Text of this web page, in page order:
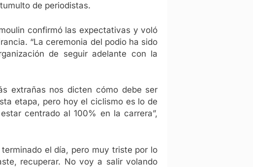
de periodistas.
confirmó las expectativas y voló
“La ceremonia del podio ha sido
de seguir adelante con la
extrañas nos dicten cómo debe ser
etapa, pero hoy el ciclismo es lo de
centrado al 100% en la carrera”,
el día, pero muy triste por lo
recuperar. No voy a salir volando